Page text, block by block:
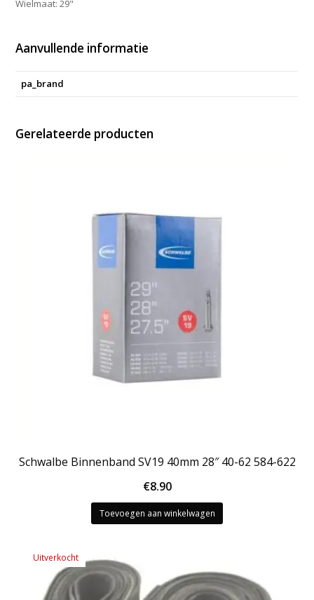
Wielmaat: 29"
Aanvullende informatie
pa_brand
Gerelateerde producten
Schwalbe Binnenband SV19 40mm 28″ 40-62 584-622
€8.90
Toevoegen aan winkelwagen
Uitverkocht